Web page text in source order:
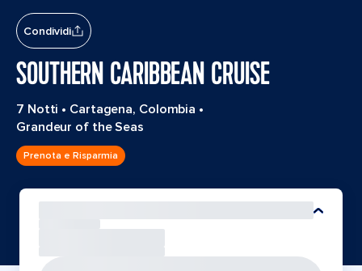
Condividi
SOUTHERN CARIBBEAN CRUISE
7 Notti • Cartagena, Colombia •
Grandeur of the Seas
Prenota e Risparmia